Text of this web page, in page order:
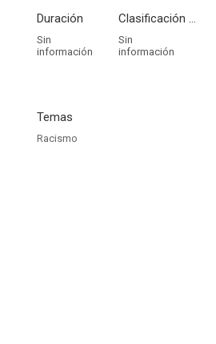
Duración
Sin
información
Clasificación por edades
Sin
información
Temas
Racismo